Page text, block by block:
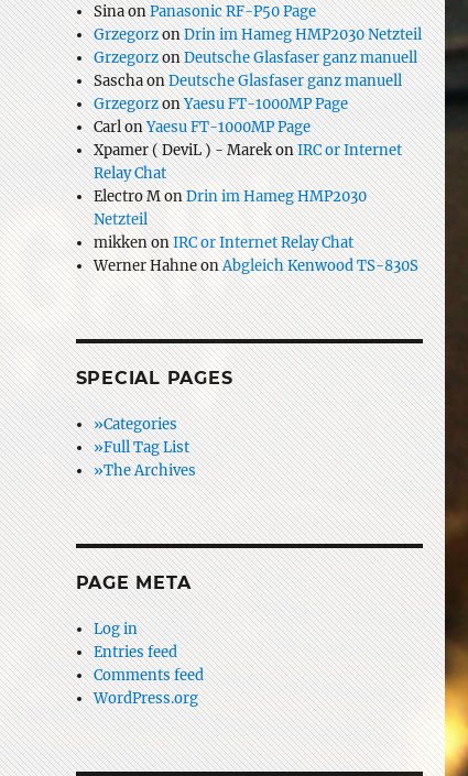
SinaonPanasonic RF-P50 Page
GrzegorzonDrin im Hameg HMP2030 Netzteil
GrzegorzonDeutsche Glasfaser ganz manuell
SaschaonDeutsche Glasfaser ganz manuell
GrzegorzonYaesu FT-1000MP Page
CarlonYaesu FT-1000MP Page
Xpamer ( DeviL ) - MarekonIRC or Internet
Relay Chat
Electro MonDrin im Hameg HMP2030
Netzteil
mikkenonIRC or Internet Relay Chat
Werner HahneonAbgleich Kenwood TS-830S
SPECIAL PAGES
»Categories
»Full Tag List
»The Archives
PAGE META
Log in
Entries feed
Comments feed
WordPress.org